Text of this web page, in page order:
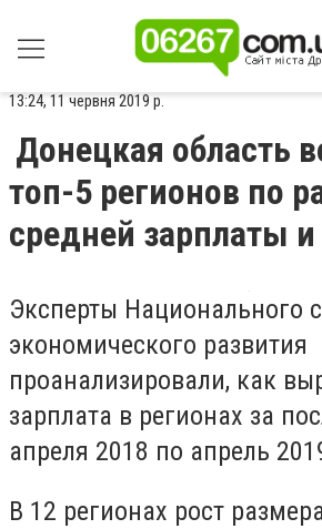
13:24, 11 червня 2019 р.
Донецкая область
топ-5 регионов по
средней зарплаты
Эксперты Национального
экономического развития
проанализировали, как
зарплата в регионах за
апреля 2018 по апрель
В 12 регионах рост